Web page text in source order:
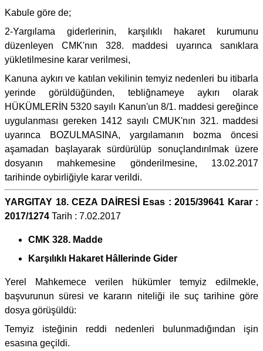
Kabule göre de;
2-Yargılama giderlerinin, karşılıklı hakaret kurumunu
düzenleyen CMK'nın 328. maddesi uyarınca sanıklara
yükletilmesine karar verilmesi,
Kanuna aykırı ve katılan vekilinin temyiz nedenleri bu itibarla
yerinde görüldüğünden, tebliğnameye aykırı olarak
HÜKÜMLERİN 5320 sayılı Kanun'un 8/1. maddesi gereğince
uygulanması gereken 1412 sayılı CMUK'nın 321. maddesi
uyarınca BOZULMASINA, yargılamanın bozma öncesi
aşamadan başlayarak sürdürülüp sonuçlandırılmak üzere
dosyanın mahkemesine gönderilmesine, 13.02.2017
tarihinde oybirliğiyle karar verildi.
YARGITAY 18. CEZA DAİRESİ Esas : 2015/39641 Karar :
2017/1274 Tarih : 7.02.2017
CMK 328. Madde
Karşılıklı Hakaret Hâllerinde Gider
Yerel Mahkemece verilen hükümler temyiz edilmekle,
başvurunun süresi ve kararın niteliği ile suç tarihine göre
dosya görüşüldü:
Temyiz isteğinin reddi nedenleri bulunmadığından işin
esasına geçildi.